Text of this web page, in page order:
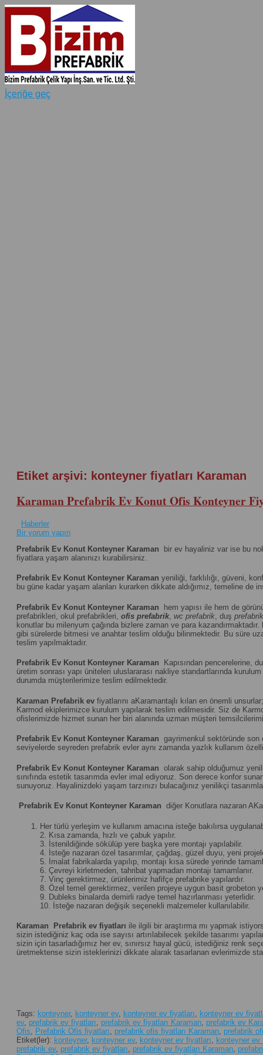
İçeriğe geç
Etiket arşivi: konteyner fiyatları Karaman
Karaman Prefabrik Ev Konut Ofis Konteyner
Haberler
Bir yorum yapın
Prefabrik Ev Konut Konteyner Karaman bir ev hayaliniz var ise bu
fiyatlara yaşam alanınızı kurabilirsiniz.
Prefabrik Ev Konut Konteyner Karaman yeniliği, farklılığı, güveni,
bu güne kadar yaşam alanları kurarken dikkate aldığımız, temeline
Prefabrik Ev Konut Konteyner Karaman hem yapısı ile hem de
prefabrikleri, okul prefabrikleri, ofis prefabrik, wc prefabrik , duş prefabrik
konutlar bu milenyum çağında bizlere zaman ve para kazandırmaktadır.
gibi sürelerde bitmesi ve anahtar teslim olduğu bilinmektedir. Bu süre
teslim yapılmaktadır.
Prefabrik Ev Konut Konteyner Karaman Kapısından pencerelerine,
üretim sonrası yapı üniteleri uluslararası nakliye standartlarında
durumda müşterilerimize teslim edilmektedir.
Karaman Prefabrik ev fiyatlarını aKaramantajlı kılan en önemli
Karmod ekiplerimizce kurulum yapılarak teslim edilmesidir. Siz de
ofislerimizde hizmet sunan her biri alanında uzman müşteri
Prefabrik Ev Konut Konteyner Karaman gayrimenkul sektöründe son
seviyelerde seyreden prefabrik evler aynı zamanda yazlık kullanım
Prefabrik Ev Konut Konteyner Karaman olarak sahip olduğumuz
sınıfında estetik tasarımda evler imal ediyoruz. Son derece konfor
sunuyoruz. Hayalinizdeki yaşam tarzınızı bulacağınız yenilikçi
Prefabrik Ev Konut Konteyner Karaman diğer Konutlara nazaran
Her türlü yerleşim ve kullanım amacına isteğe bakılırsa
2. Kısa zamanda, hızlı ve çabuk yapılır.
3. İstenildiğinde sökülüp yere başka yere montajı yapılabilir.
4. İsteğe nazaran özel tasarımlar, çağdaş, güzel duyu, yeni
5. İmalat fabrikalarda yapılıp, montajı kısa sürede yerinde
6. Çevreyi kirletmeden, tahribat yapmadan montajı tamamlanır.
7. Vinç gerektirmez, ürünlerimiz hafifçe prefabrike yapılardır.
8. Özel temel gerektirmez, verilen projeye uygun basit grobeton
9. Dubleks binalarda demirli radye temel hazırlanması yeterlidir.
10. İsteğe nazaran değişik seçenekli malzemeler kullanılabilir.
Karaman Prefabrik ev fiyatları ile ilgili bir araştırma mı yapmak
sizin istediğiniz kaç oda ise sayısı artırılabilecek şekilde tasarımı
sizin için tasarladığımız her ev, sınırsız hayal gücü, istediğiniz renk
üretmektense sizin isteklerinizi dikkate alarak tasarlanan evlerimizde
Tags: konteyner, konteyner ev, konteyner ev fiyatları
konteyner ev
ev, prefabrik ev fiyatları prefabrik ev fiyatları Karaman prefabrik ev
Ofis
Prefabrik Ofis fiyatları prefabrik ofis fiyatları Karaman prefabrik
Etiket(ler): konteyner, konteyner ev, konteyner ev fiyatları
konteyner ev
prefabrik ev, prefabrik ev fiyatları prefabrik ev fiyatları Karaman